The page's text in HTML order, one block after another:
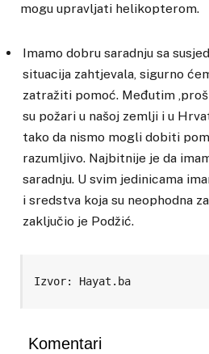
mogu upravljati helikopterom.
Imamo dobru saradnju sa
situacija zahtjevala, sigurno
zatražiti pomoć. Međutim
su požari u našoj zemlji i u
tako da nismo mogli dobiti
razumljivo. Najbitnije je da
saradnju. U svim jedinicama
i sredstva koja su neophodna
zaključio je Podžić.
Izvor: Hayat.ba
Komentari